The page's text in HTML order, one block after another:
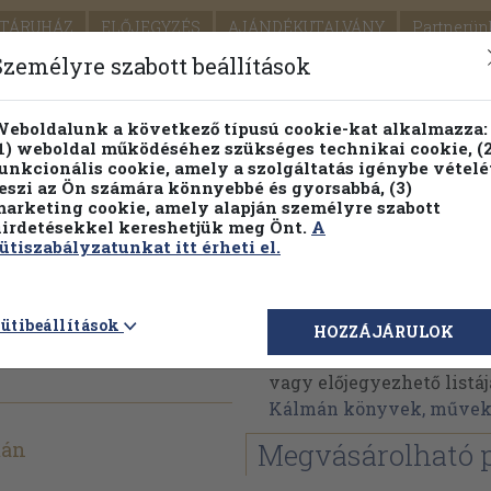
ELŐJEGYZÉS AJÁNDÉKUTALVÁNY
SEGÍTSÉG
PILLANATNYI ÁRAINK FENNTARTHATÓ
Részletes kereső Témaköri fa
Sértő Kálmán
Sértő Kálmán
vagy előjegyezhető
Kálmán könyvek, művek
Megvásárolható
szabott beállítások
a következő típusú cookie-kat alkalmazza:
weboldal működéséhez szükséges technikai cookie,
cookie, amely a szolgáltatás igénybe
az Ön számára könnyebbé és gyorsabbá, (3)
cookie, amely alapján személyre szabott
kereshetjük meg Önt. A
itt érheti el.
HOZZÁJÁRULOK